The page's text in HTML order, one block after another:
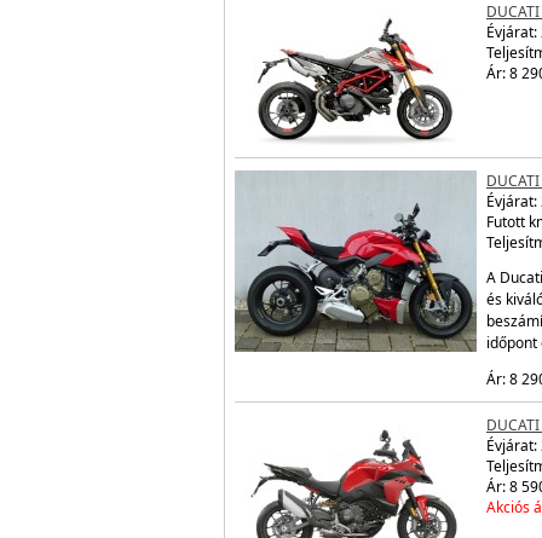
Évjárat:
Ár: 8
DUCATI
Évjárat:
Futott
A
és
időpont
Ár: 8
Évjárat:
Ár: 8
Akciós